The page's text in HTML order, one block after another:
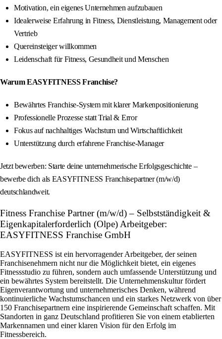
Motivation, ein eigenes Unternehmen aufzubauen
Idealerweise Erfahrung in Fitness, Dienstleistung, Management oder
Vertrieb
Quereinsteiger willkommen
Leidenschaft für Fitness, Gesundheit und Menschen
Warum EASYFITNESS Franchise?
Bewährtes Franchise-System mit klarer Markenpositionierung
Professionelle Prozesse statt Trial & Error
Fokus auf nachhaltiges Wachstum und Wirtschaftlichkeit
Unterstützung durch erfahrene Franchise-Manager
Jetzt bewerben: Starte deine unternehmerische Erfolgsgeschichte –
bewerbe dich als EASYFITNESS Franchisepartner (m/w/d)
deutschlandweit.
Fitness Franchise Partner (m/w/d) – Selbstständigkeit &
Eigenkapitalerforderlich (Olpe) Arbeitgeber:
EASYFITNESS Franchise GmbH
EASYFITNESS ist ein hervorragender Arbeitgeber, der seinen
Franchisenehmern nicht nur die Möglichkeit bietet, ein eigenes
Fitnessstudio zu führen, sondern auch umfassende Unterstützung und
ein bewährtes System bereitstellt. Die Unternehmenskultur fördert
Eigenverantwortung und unternehmerisches Denken, während
kontinuierliche Wachstumschancen und ein starkes Netzwerk von über
150 Franchisepartnern eine inspirierende Gemeinschaft schaffen. Mit
Standorten in ganz Deutschland profitieren Sie von einem etablierten
Markennamen und einer klaren Vision für den Erfolg im
Fitnessbereich.